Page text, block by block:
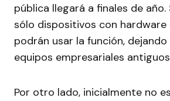
pública llegará a finales de año.
sólo dispositivos con
podrán usar la función,
equipos empresariales
Por otro lado, inicialmente no